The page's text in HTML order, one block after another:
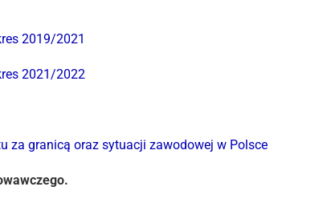
2019/2021
2021/2022
za granicą oraz sytuacji zawodowej w Polsce